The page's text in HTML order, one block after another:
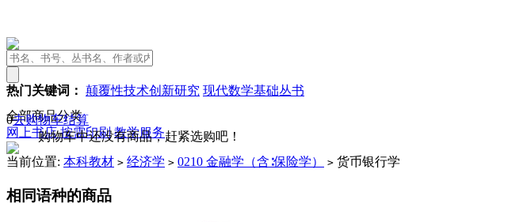
热门关键词： 颠覆性技术创新研究 现代数学基础丛书
0去购物车结算
购物车中还没有商品，赶紧选购吧！
全部商品分类
网上书店按需印刷 教学服务
当前位置: 本科教材 > 经济学 > 0210 金融学（含∶保险学） > 货币银行学
相同语种的商品